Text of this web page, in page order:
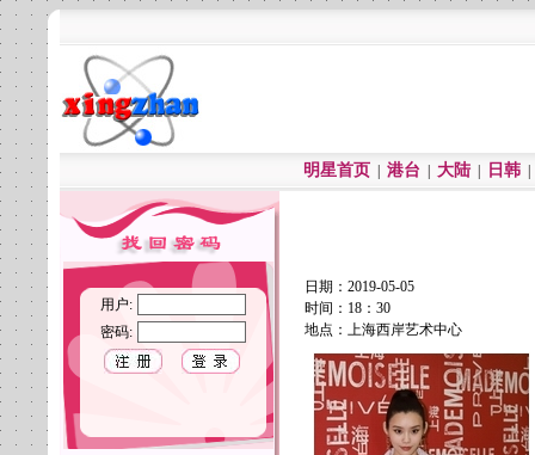
明星首页 港台 大陆 日韩
用户:
密码:
日期：2019-05-05
时间：18：30
地点：上海西岸艺术中心